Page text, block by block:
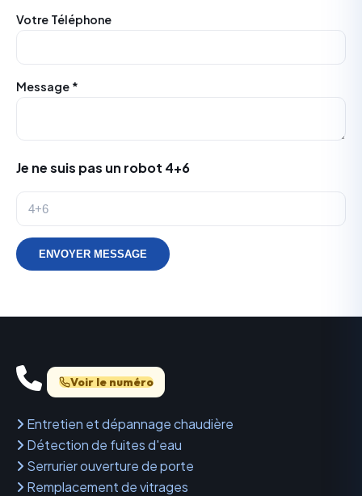
Votre Téléphone
Message *
Je ne suis pas un robot 4+6
ENVOYER MESSAGE
Voir le numéro
Entretien et dépannage chaudière
Détection de fuites d'eau
Serrurier ouverture de porte
Remplacement de vitrages